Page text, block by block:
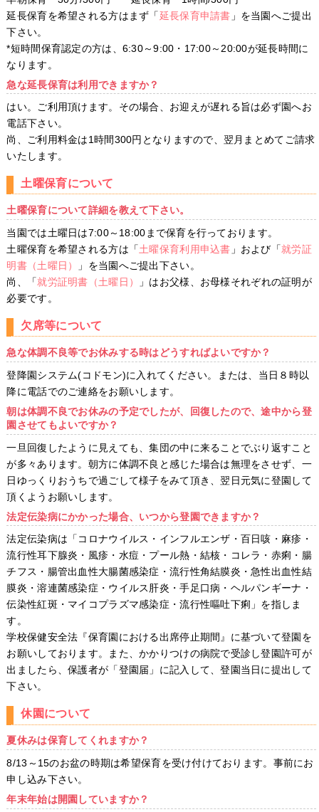
延長保育を希望される方はまず「延長保育申請書 」を当園へご提出
下さい。
*短時間保育認定の方は、6:30～9:00・17:00～20:00が延長時間に
なります。
急な延長保育は利用できますか？
はい。ご利用頂けます。その場合、お迎えが遅れる旨は必ず園へお
電話下さい。
尚、ご利用料金は1時間300円となりますので、翌月まとめてご請求
いたします。
土曜保育について
土曜保育について詳細を教えて下さい。
当園では土曜日は7:00～18:00まで保育を行っております。
土曜保育を希望される方は「土曜保育利用申込書 」および「就労証
明書（土曜日）
」を当園へご提出下さい。
尚、「就労証明書（土曜日）
」はお父様、お母様それぞれの証明が
必要です。
欠席等について
急な体調不良等でお休みする時はどうすればよいですか？
登降園システム(コドモン)に入れてください。または、当日８時以
降に電話でのご連絡をお願いします。
朝は体調不良でお休みの予定でしたが、回復したので、途中から登
園させてもよいですか？
一旦回復したように見えても、集団の中に来ることでぶり返すこと
が多々あります。朝方に体調不良と感じた場合は無理をさせず、一
日ゆっくりおうちで過ごして様子をみて頂き、翌日元気に登園して
頂くようお願いします。
法定伝染病にかかった場合、いつから登園できますか？
法定伝染病は「コロナウイルス・インフルエンザ・百日咳・麻疹・
流行性耳下腺炎・風疹・水痘・プール熱・結核・コレラ・赤痢・腸
チフス・腸管出血性大腸菌感染症・流行性角結膜炎・急性出血性結
膜炎・溶連菌感染症・ウイルス肝炎・手足口病・ヘルパンギーナ・
伝染性紅斑・マイコプラズマ感染症・流行性嘔吐下痢」を指しま
す。
学校保健安全法『保育園における出席停止期間』に基づいて登園を
お願いしております。また、かかりつけの病院で受診し登園許可が
出ましたら、保護者が「登園届」に記入して、登園当日に提出して
下さい。
休園について
夏休みは保育してくれますか？
8/13～15のお盆の時期は希望保育を受け付けております。事前にお
申し込み下さい。
年末年始は開園していますか？